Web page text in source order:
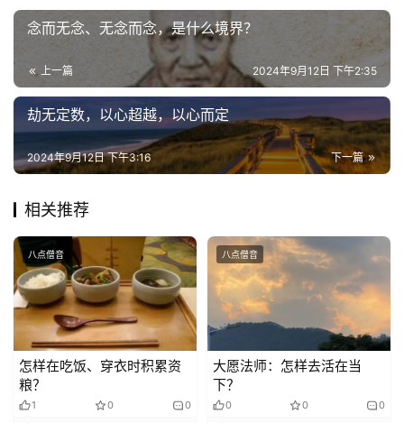
录
教
艺
术
政
策
法
规
免
责
明
念而无念、无念而念，是什么境界？
上一篇 2024年9月12日 下午2:35
劫无定数，以心超越，以心而定
下一篇
2024年9月12日 下午3:16
相关推荐
八点僧音
怎样在吃饭、穿衣时积累资
粮？
1 0 0
八点僧音
大愿法师：怎样去活在当
下？
0 0 0